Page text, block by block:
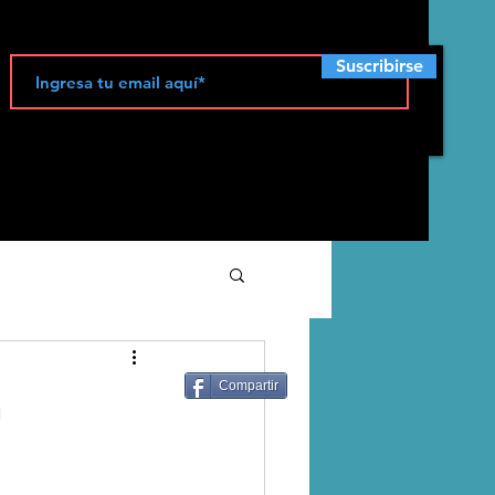
Suscribirse
Compartir